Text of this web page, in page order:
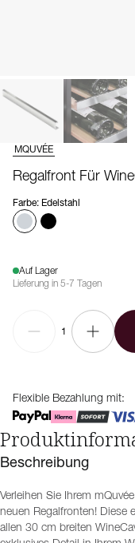
MQUVÉE
Regalfront Für
Farbe: Edelstahl
Auf Lager
Lieferung in 5-7 Tagen
1
Flexible Bezahlung mit:
Beschreibung
Verleihen Sie Ihrem
neuen Regalfronten! Diese
allen 30 cm breiten